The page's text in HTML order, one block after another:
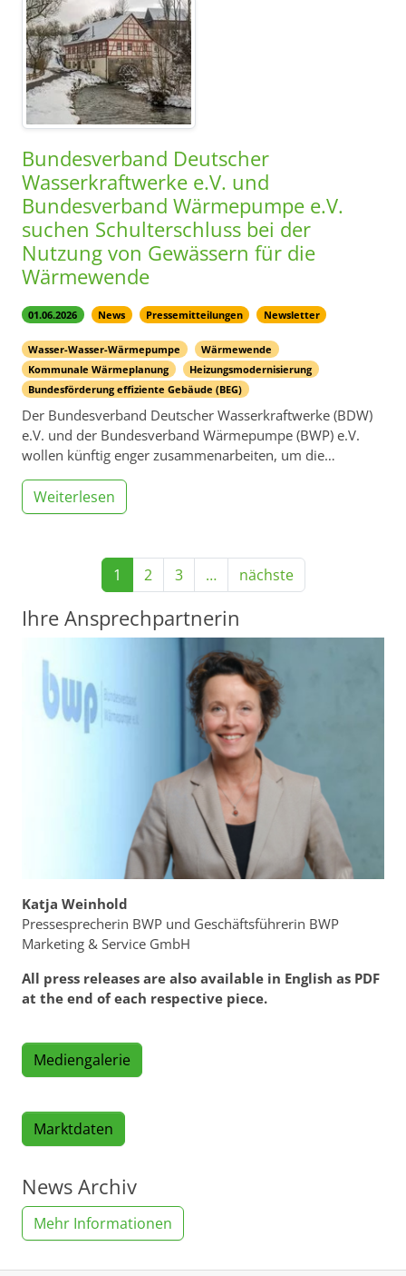
Bundesverband Deutscher
Wasserkraftwerke e.V. und
Bundesverband Wärmepumpe e.V.
suchen Schulterschluss bei der
Nutzung von Gewässern für die
Wärmewende
01.06.2026 News Pressemitteilungen Newsletter
Wasser-Wasser-Wärmepumpe
Wärmewende
Kommunale Wärmeplanung
Heizungsmodernisierung
Bundesförderung effiziente Gebäude (BEG)
Der Bundesverband Deutscher Wasserkraftwerke (BDW)
e.V. und der Bundesverband Wärmepumpe (BWP) e.V.
wollen künftig enger zusammenarbeiten, um die…
Weiterlesen
1 2 3 … nächste
Ihre Ansprechpartnerin
Katja Weinhold
Pressesprecherin BWP und Geschäftsführerin BWP
Marketing & Service GmbH
All press releases are also available in English as PDF
at the end of each respective piece.
Mediengalerie
Marktdaten
News Archiv
Mehr Informationen